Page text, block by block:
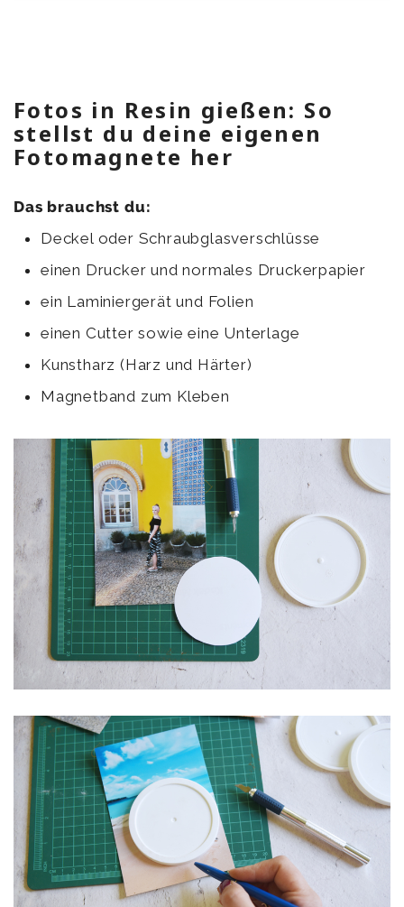
Fotos in Resin gießen: So
stellst du deine eigenen
Fotomagnete her
Das brauchst du:
Deckel oder Schraubglasverschlüsse
einen Drucker und normales Druckerpapier
ein Laminiergerät und Folien
einen Cutter sowie eine Unterlage
Kunstharz (Harz und Härter)
Magnetband zum Kleben